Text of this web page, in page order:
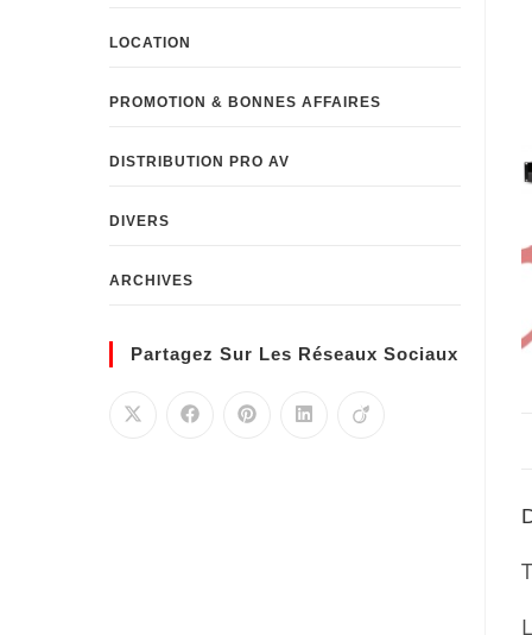
LOCATION
PROMOTION & BONNES AFFAIRES
DISTRIBUTION PRO AV
DIVERS
ARCHIVES
Partagez Sur Les Réseaux Sociaux